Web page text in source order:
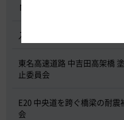
NEXCO中日本グループの経
入札に係る不正行為に関する
東名高速道路 中吉田高架橋
止委員会
E20 中央道を跨ぐ橋梁の耐
会